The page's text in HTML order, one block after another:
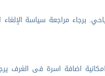
برجاء مراجعة سياسة الإلغاء
اضافة اسرة فى الغرف